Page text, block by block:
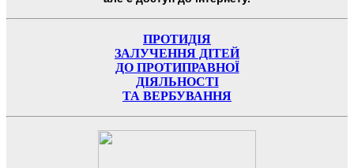
ПРОТИДІЯ
ЗАЛУЧЕННЯ ДІТЕЙ
ДО ПРОТИПРАВНОЇ
ДІЯЛЬНОСТІ
ТА ВЕРБУВАННЯ